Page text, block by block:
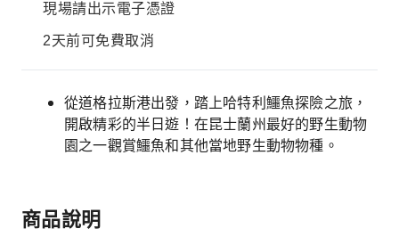
現場請出示電子憑證
2天前可免費取消
從道格拉斯港出發，踏上哈特利鱷魚探險之旅，
開啟精彩的半日遊！在昆士蘭州最好的野生動物
園之一觀賞鱷魚和其他當地野生動物物種。
商品說明